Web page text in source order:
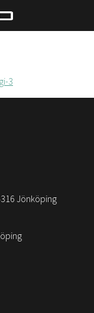
3
Jönköping